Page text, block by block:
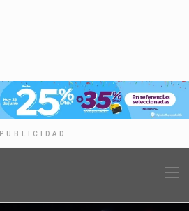
PUBLICIDAD